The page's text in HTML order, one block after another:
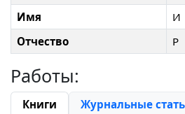
Имя
И
Отчество
Р
Работы:
Книги
Журнальные